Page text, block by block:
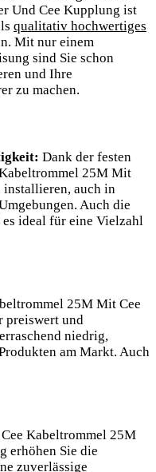
Und Cee Kupplung ist
qualitativ hochwertiges
Mit nur einem
sind Sie schon
und Ihre
zu machen.
Dank der festen
25M Mit
installieren, auch in
Auch die
ideal für eine Vielzahl
25M Mit Cee
preiswert und
niedrig,
am Markt. Auch
Kabeltrommel 25M
erhöhen Sie die
zuverlässige